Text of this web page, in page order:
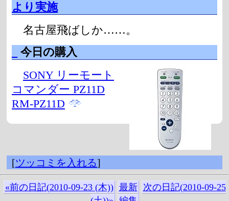
より実施
名古屋飛ばしか……。
今日の購入
SONY リーモート
コマンダー PZ11D
RM-PZ11D
[ツッコミを入れる]
«前の日記(2010-09-23 (木)) 最新
次の日記(2010-09-25